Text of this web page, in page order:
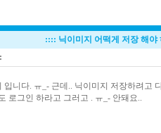
:::: 닉이미지 어떡게 저장 해야
입니다. ㅠ_- 근데.. 닉이미지 저장하려고
로그인 하라고 그러고 . ㅠ_- 안돼요..